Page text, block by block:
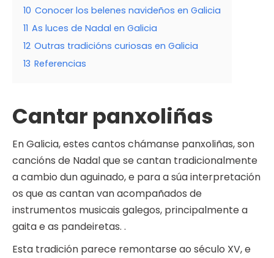
10 Conocer los belenes navideños en Galicia
11 As luces de Nadal en Galicia
12 Outras tradicións curiosas en Galicia
13 Referencias
Cantar panxoliñas
En Galicia, estes cantos chámanse panxoliñas, son
cancións de Nadal que se cantan tradicionalmente
a cambio dun aguinado, e para a súa interpretación
os que as cantan van acompañados de
instrumentos musicais galegos, principalmente a
gaita e as pandeiretas. .
Esta tradición parece remontarse ao século XV, e